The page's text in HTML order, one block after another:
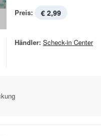
Preis: € 2,99
Händler: Scheck-in Center